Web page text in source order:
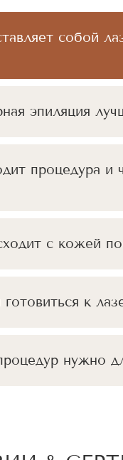
собой
эпиляция
процедура и
с кожей
к
нужно